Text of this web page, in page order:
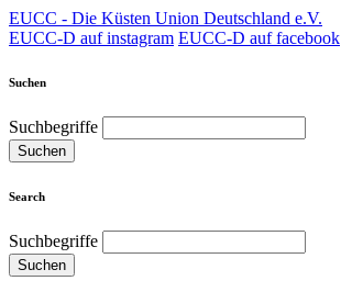
EUCC - Die Küsten Union Deutschland e.V.
EUCC-D auf instagram EUCC-D auf facebook
Suchen
Suchbegriffe
Suchen
Search
Suchbegriffe
Suchen